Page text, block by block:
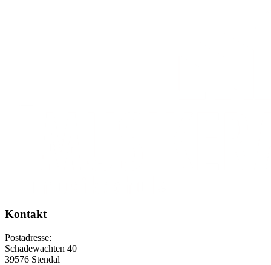
Kontakt
Postadresse:
Schadewachten 40
39576 Stendal